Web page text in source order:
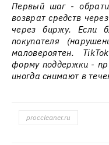
Первый шаг -
возврат средств
через биржу. Если
покупателя
маловероятен.
форму поддержки -
иногда снимают в
proccleaner.ru